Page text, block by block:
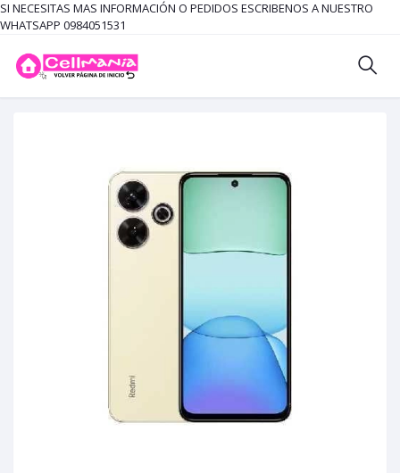
SI NECESITAS MAS INFORMACIÓN O PEDIDOS ESCRIBENOS A NUESTRO
WHATSAPP 0984051531